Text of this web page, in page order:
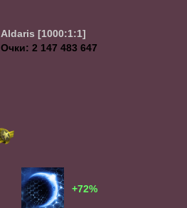
Aldaris [1000:1:1]
Очки: 2 147 483 647
+72%